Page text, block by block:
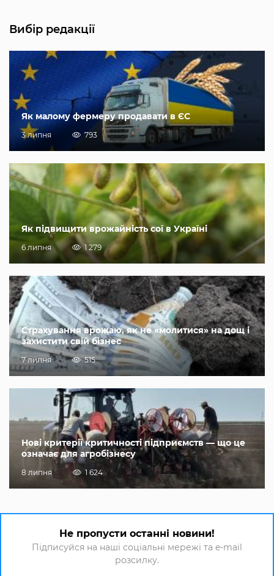
Вибір редакції
Як малому фермеру продавати в ЄС
3 липня 793
Як підвищити врожайність сої в Україні
6 липня 1 279
Страхування врожаю, як не «молитися» на дощ і
захистити свій бізнес
7 липня 515
Нові критерії критичності підприємств — що це
означає для агробізнесу
8 липня 1 624
Не пропусти останні новини!
Підписуйся на наші соціальні мережі та e-mail
розсилку.